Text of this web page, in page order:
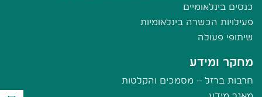
כנסים בינלאומיים
פעילויות הכשרה בינלאומיות
שיתופי פעולה
מחקר ומידע
חרבות ברזל – מסמכים והקלטות